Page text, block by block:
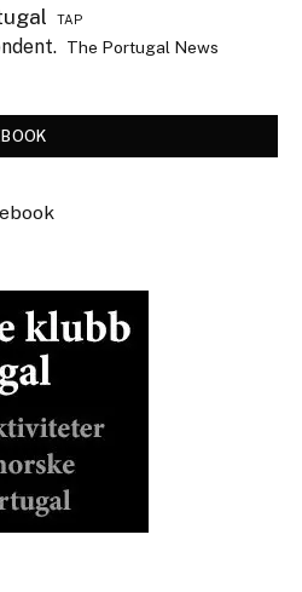
TAP
The Portugal News